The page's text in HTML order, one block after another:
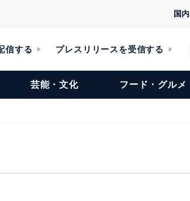
国内
信する プレスリリースを受信する
芸能・文化 フード・グルメ